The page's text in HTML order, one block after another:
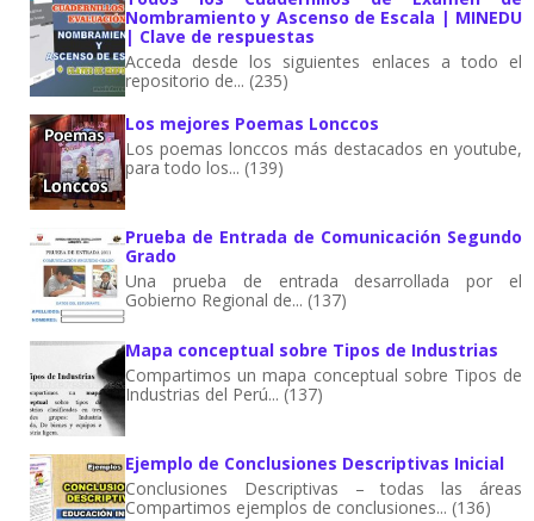
Nombramiento y Ascenso de Escala | MINEDU
| Clave de respuestas
Acceda desde los siguientes enlaces a todo el
repositorio de... (235)
Los mejores Poemas Lonccos
Los poemas lonccos más destacados en youtube,
para todo los... (139)
Prueba de Entrada de Comunicación Segundo
Grado
Una prueba de entrada desarrollada por el
Gobierno Regional de... (137)
Mapa conceptual sobre Tipos de Industrias
Compartimos un mapa conceptual sobre Tipos de
Industrias del Perú... (137)
Ejemplo de Conclusiones Descriptivas Inicial
Conclusiones Descriptivas – todas las áreas
Compartimos ejemplos de conclusiones... (136)